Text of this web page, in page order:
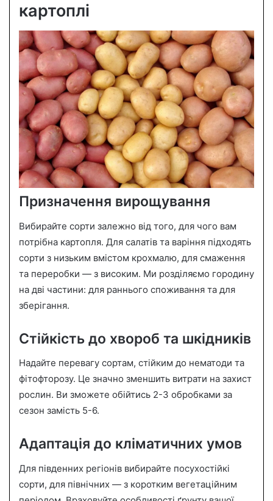
картоплі
Призначення вирощування
Вибирайте сорти залежно від того, для чого вам
потрібна картопля. Для салатів та варіння підходять
сорти з низьким вмістом крохмалю, для смаження
та переробки — з високим. Ми розділяємо городину
на дві частини: для раннього споживання та для
зберігання.
Стійкість до хвороб та шкідників
Надайте перевагу сортам, стійким до нематоди та
фітофторозу. Це значно зменшить витрати на захист
рослин. Ви зможете обійтись 2-3 обробками за
сезон замість 5-6.
Адаптація до кліматичних умов
Для південних регіонів вибирайте посухостійкі
сорти, для північних — з коротким вегетаційним